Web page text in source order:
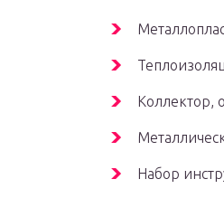
Коллектор,
Набор